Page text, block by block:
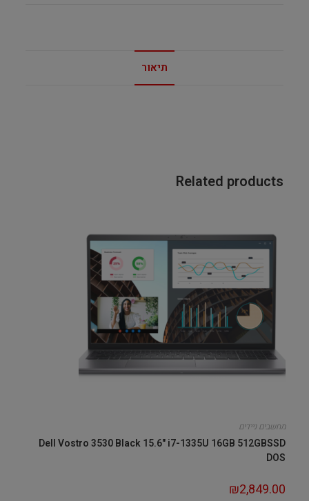
תיאור
Related products
מחשבים ניידים
Dell Vostro 3530 Black 15.6" i7-1335U 16GB 512GBSSD
DOS
₪2,849.00